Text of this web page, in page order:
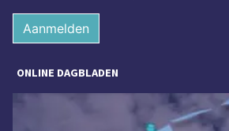
Aanmelden
ONLINE DAGBLADEN